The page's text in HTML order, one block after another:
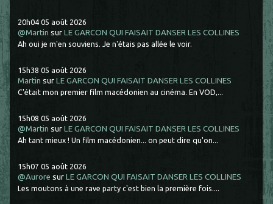
20h04 05 août 2026
@Martin surLE GARCON QUI FAISAIT DANSER LES COLLINES
Ah oui je m'en souviens. Je n'étais pas allée le voir.
15h38 05 août 2026
Martin surLE GARCON QUI FAISAIT DANSER LES COLLINES
C'était mon premier film macédonien au cinéma. En VOD,...
15h08 05 août 2026
@Martin surLE GARCON QUI FAISAIT DANSER LES COLLINES
Ah tant mieux ! Un film macédonien... on peut dire qu'on...
15h07 05 août 2026
@Aurore surLE GARCON QUI FAISAIT DANSER LES COLLINES
Les moutons à une rave party c'est bien la première fois....